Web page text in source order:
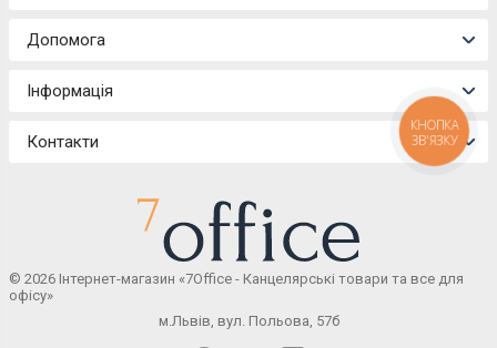
Допомога
Інформація
Контакти
© 2026 Інтернет-магазин «7Office - Канцелярські товари та все для
офісу»
м.Львів, вул. Польова, 57б
КНОПКА
ЗВ'ЯЗКУ